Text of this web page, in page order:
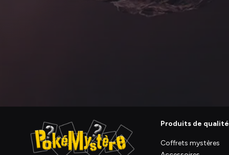
Produits de qualité
Coffrets mystères